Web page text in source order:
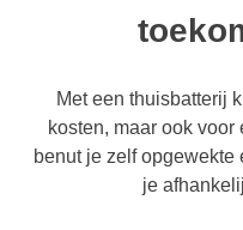
Met een thuisbatterij
kosten, maar ook
benut je zelf
je